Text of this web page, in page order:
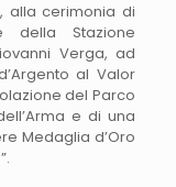
alla cerimonia di
della Stazione
Verga, ad
al Valor
del Parco
e di una
Medaglia d’Oro